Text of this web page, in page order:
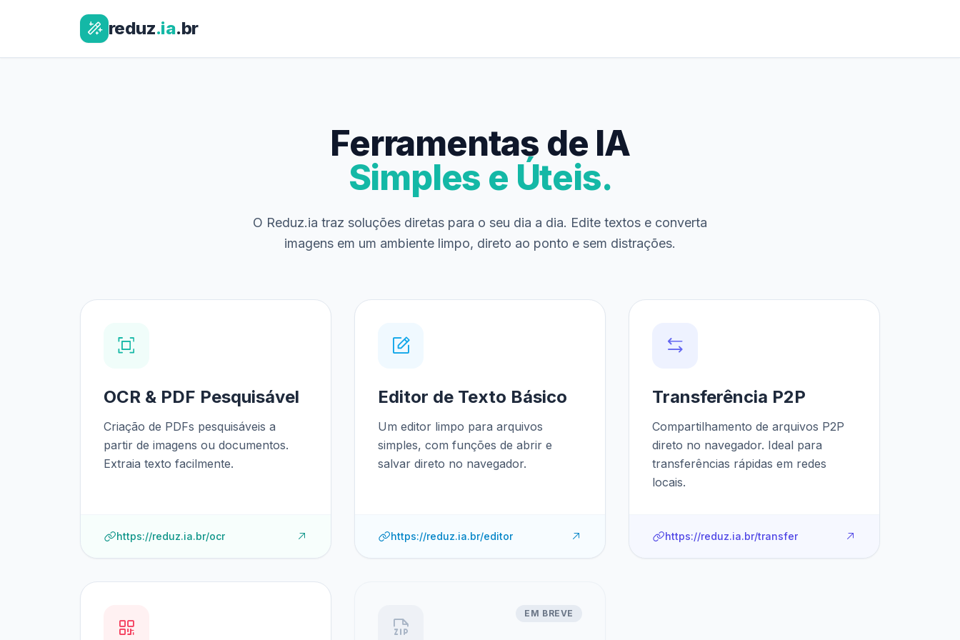
reduz.ia.br
Ferramentas de IA
Simples e Úteis.
O Reduz.ia traz soluções diretas para o seu dia a dia. Edite textos e converta
imagens em um ambiente limpo, direto ao ponto e sem distrações.
OCR & PDF Pesquisável
Criação de PDFs pesquisáveis a
partir de imagens ou documentos.
Extraia texto facilmente.
https://reduz.ia.br/ocr
Editor de Texto Básico
Um editor limpo para arquivos
simples, com funções de abrir e
salvar direto no navegador.
https://reduz.ia.br/editor
Transferência P2P
Compartilhamento de arquivos P2P
direto no navegador. Ideal para
transferências rápidas em redes
locais.
https://reduz.ia.br/transfer
EM BREVE